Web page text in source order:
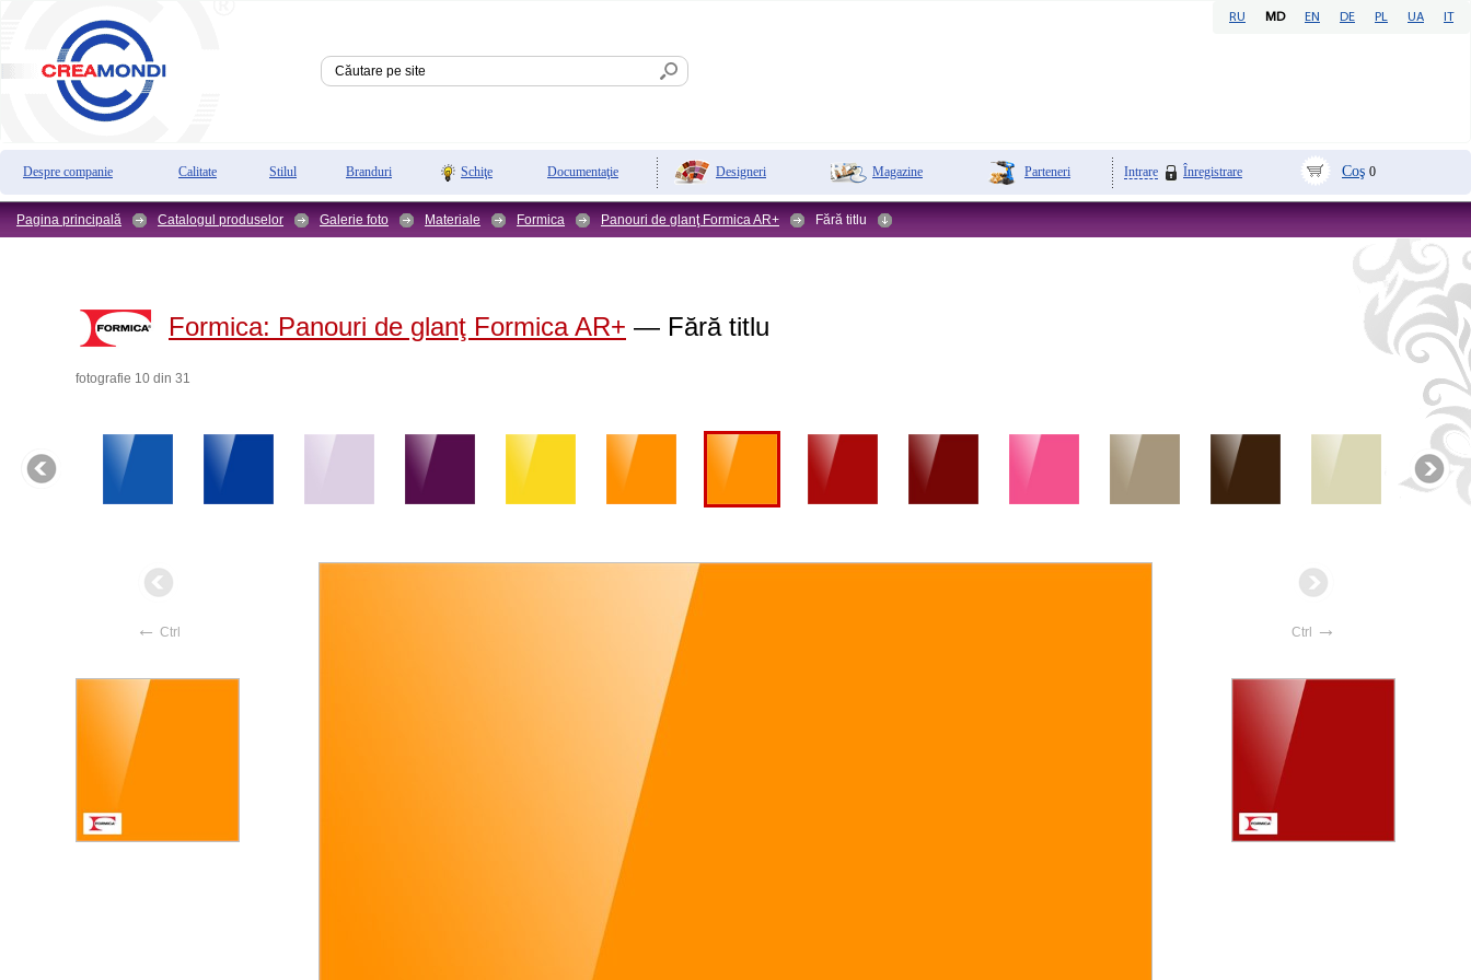
RU MD EN DE PL UA IT
Despre companie Calitate Stilul Branduri Schiţe Documentaţie Designeri Magazine Parteneri Intrare Înregistrare Coş 0
Pagina principală Catalogul produselor Galerie foto Materiale Formica Panouri de glanţ Formica AR+ Fără titlu
Formica: Panouri de glanţ Formica AR+ — Fără titlu
fotografie 10 din 31
← Ctrl Ctrl →